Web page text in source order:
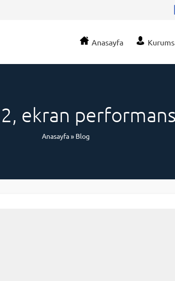
Anasayfa
ekran
Anasayfa» Blog